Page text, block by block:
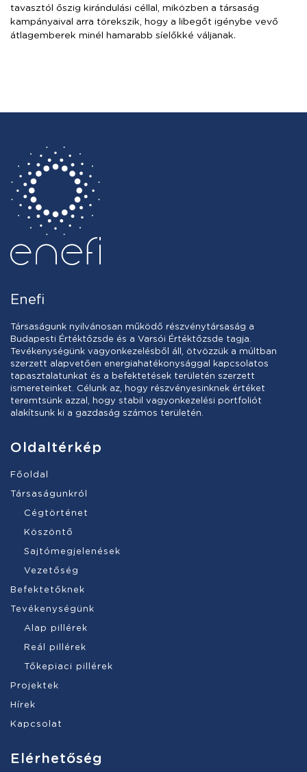
tavasztól őszig kirándulási céllal, miközben a társaság
kampányaival arra törekszik, hogy a libegőt igénybe vevő
átlagemberek minél hamarabb síelőkké váljanak.
Enefi
Társaságunk nyilvánosan működő részvénytársaság a
Budapesti Értéktőzsde és a Varsói Értéktőzsde tagja.
Tevékenységünk vagyonkezelésből áll, ötvözzük a múltban
szerzett alapvetően energiahatékonysággal kapcsolatos
tapasztalatunkat és a befektetések területén szerzett
ismereteinket. Célunk az, hogy részvényesinknek értéket
teremtsünk azzal, hogy stabil vagyonkezelési portfoliót
alakítsunk ki a gazdaság számos területén.
Oldaltérkép
Főoldal
Társaságunkról
Cégtörténet
Köszöntő
Sajtómegjelenések
Vezetőség
Befektetőknek
Tevékenységünk
Alap pillérek
Reál pillérek
Tőkepiaci pillérek
Projektek
Hírek
Kapcsolat
Elérhetőség